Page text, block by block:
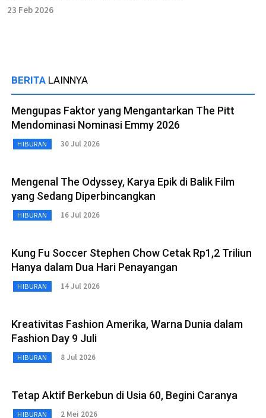
23 Feb 2026
BERITA LAINNYA
Mengupas Faktor yang Mengantarkan The Pitt
Mendominasi Nominasi Emmy 2026
HIBURAN 30 Jul 2026
Mengenal The Odyssey, Karya Epik di Balik Film
yang Sedang Diperbincangkan
HIBURAN 16 Jul 2026
Kung Fu Soccer Stephen Chow Cetak Rp1,2 Triliun
Hanya dalam Dua Hari Penayangan
HIBURAN 14 Jul 2026
Kreativitas Fashion Amerika, Warna Dunia dalam
Fashion Day 9 Juli
HIBURAN 8 Jul 2026
Tetap Aktif Berkebun di Usia 60, Begini Caranya
HIBURAN 2 Mei 2026